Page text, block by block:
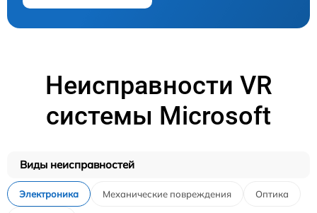
Неисправности VR
системы Microsoft
Виды неисправностей
Электроника Механические повреждения Оптика